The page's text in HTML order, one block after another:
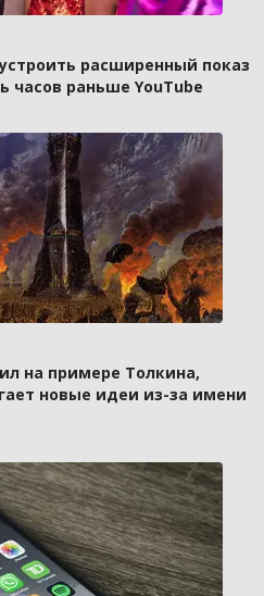
расширенный показ
часов раньше YouTube
на примере Толкина,
новые идеи из-за имени